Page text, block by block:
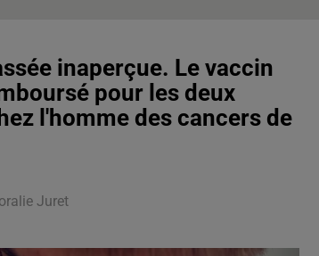
inaperçue. Le vaccin
pour les deux
l'homme des cancers de
Juret